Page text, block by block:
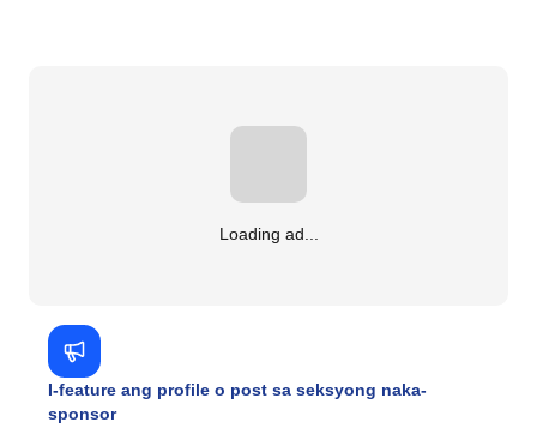
Loading ad...
I-feature ang profile o post sa seksyong naka-
sponsor